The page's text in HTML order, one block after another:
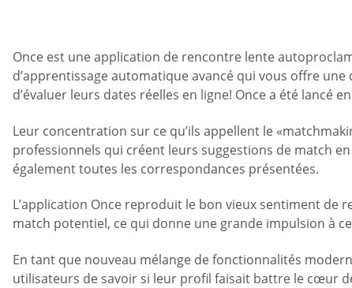
Once est une application de rencontre lente
d’apprentissage automatique avancé qui vous offre
d’évaluer leurs dates réelles en ligne! Once a été lancé
Leur concentration sur ce qu’ils appellent le
professionnels qui créent leurs suggestions de match
également toutes les correspondances présentées.
L’application Once reproduit le bon vieux sentiment de
match potentiel, ce qui donne une grande impulsion à
En tant que nouveau mélange de fonctionnalités
utilisateurs de savoir si leur profil faisait battre le cœur